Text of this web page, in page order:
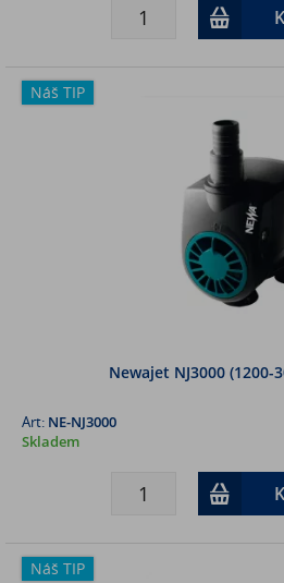
Náš TIP
Newajet NJ3000 (1200-
Art: NE-NJ3000
Skladem
Náš TIP